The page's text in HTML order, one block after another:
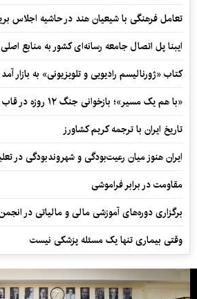
تعامل فرهنگی با شیعیان هند در حاشیه اجلاس
ایبنا پل اتصال جامعه رسانه‌ای کشور به منابع
کتاب «ژورنالیسم رادیویی و تلویزیونی» به بازار آمد
«با هم یک مسیر»؛ بازخوانی جنگ ۱۲ روزه در قاب یک رمان کوتاه
تاریخ ایران با ترجمه کریم کشاورز
ایران هنوز میان رعیت‌بودگی و شهروندبودگی در
مقاومت در برابر فراموشی
برگزاری دوره‌های آموزشی مالی و مالیاتی در
وقتی بیماری تنها یک مسئله پزشکی نیست